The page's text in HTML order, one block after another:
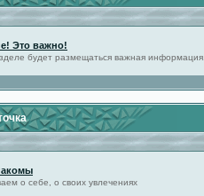
Это важно!
будет размещаться важная информация.
о себе, о своих увлечениях